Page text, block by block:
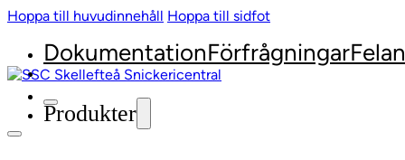
Hoppa till huvudinnehåll Hoppa till sidfot
DokumentationFörfrågningar
Produkter